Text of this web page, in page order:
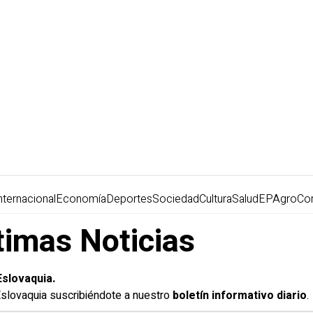
EconomíaDeportesSociedadCulturaSaludEPAgro
Noticias
suscribiéndote a nuestro boletín informativo diario.